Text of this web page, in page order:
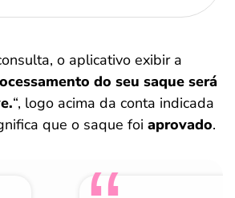
o aplicativo exibir a
do seu saque será
“, logo acima da conta indicada
que o saque foi aprovado.